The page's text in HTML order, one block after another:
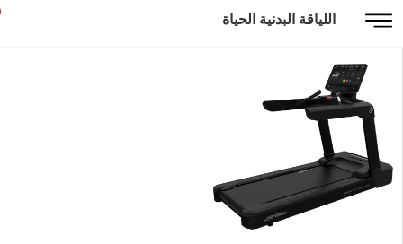
اللياقة البدنية الحياة